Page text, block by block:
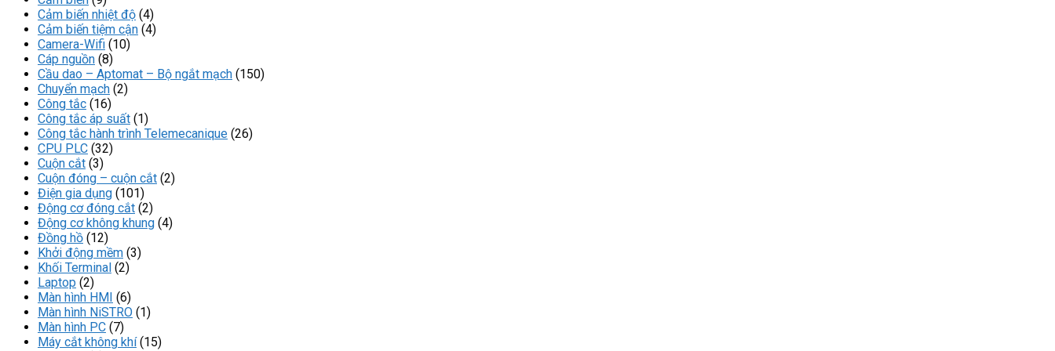
Cảm biến nhiệt độ (4)
Cảm biến tiệm cận (4)
Camera-Wifi (10)
Cáp nguồn (8)
Cầu dao – Aptomat – Bộ ngắt mạch (150)
Chuyển mạch (2)
Công tắc (16)
Công tắc áp suất (1)
Công tắc hành trình Telemecanique (26)
CPU PLC (32)
Cuộn cắt (3)
Cuộn đóng – cuộn cắt (2)
Điện gia dụng (101)
Động cơ đóng cắt (2)
Động cơ không khung (4)
Đồng hồ (12)
Khởi động mềm (3)
Khối Terminal (2)
Laptop (2)
Màn hình HMI (6)
Màn hình NiSTRO (1)
Màn hình PC (7)
Máy cắt không khí(15)